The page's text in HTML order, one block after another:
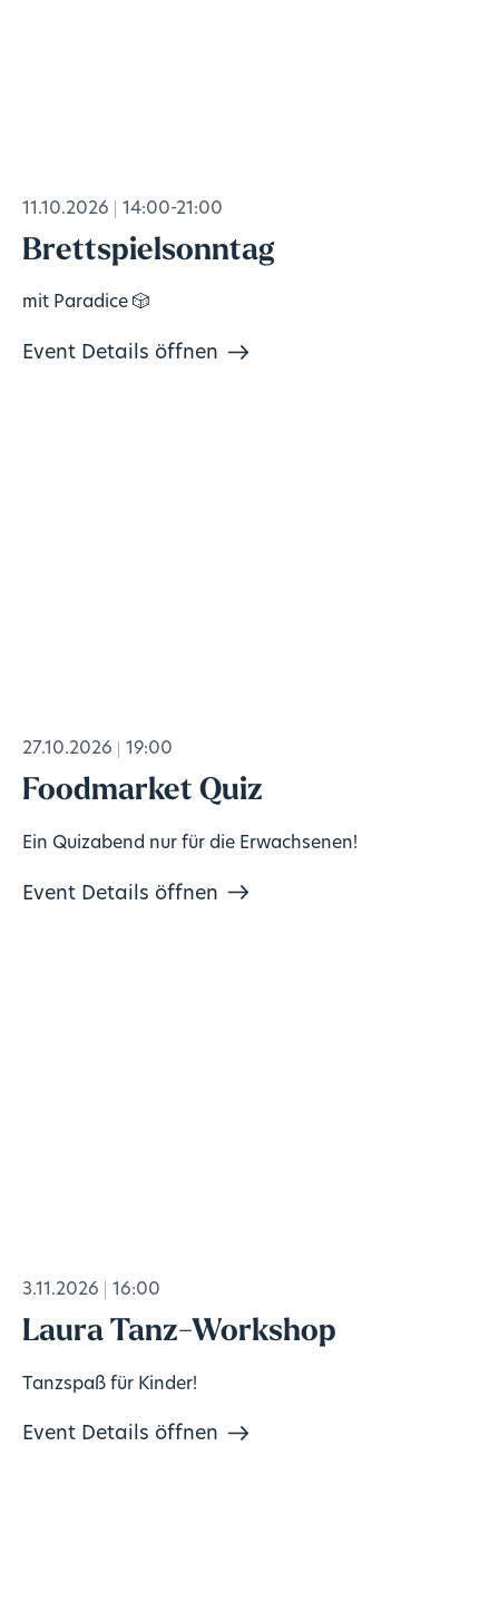
11.10.2026 14:00-21:00
Brettspielsonntag
mit Paradice 🎲
Event Details öffnen
27.10.2026 19:00
Foodmarket Quiz
Ein Quizabend nur für die Erwachsenen!
Event Details öffnen
3.11.2026 16:00
Laura Tanz-Workshop
Tanzspaß für Kinder!
Event Details öffnen